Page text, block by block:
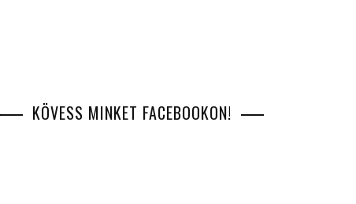
KÖVESS MINKET FACEBOOKON!